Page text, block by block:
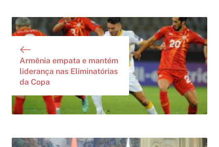
Armênia empata e mantém
liderança nas Eliminatórias
da Copa